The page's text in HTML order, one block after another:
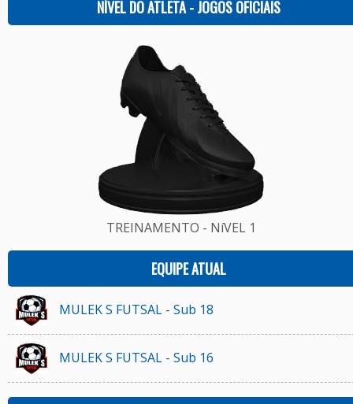
NÍVEL DO ATLETA - JOGOS OFICIAIS
TREINAMENTO - NíVEL 1
EQUIPE ATUAL
MULEK S FUTSAL - Sub 18
MULEK S FUTSAL - Sub 16